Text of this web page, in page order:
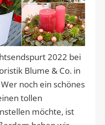
2022 bei
Blume & Co. in
noch ein schönes
tollen
möchte, ist